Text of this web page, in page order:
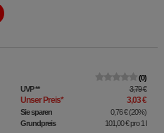
0
UVP** 3,79 €
Unser Preis* 3,03 €
Sie sparen 0,76 €(20%)
Grundpreis
101,00 €pro 1 l